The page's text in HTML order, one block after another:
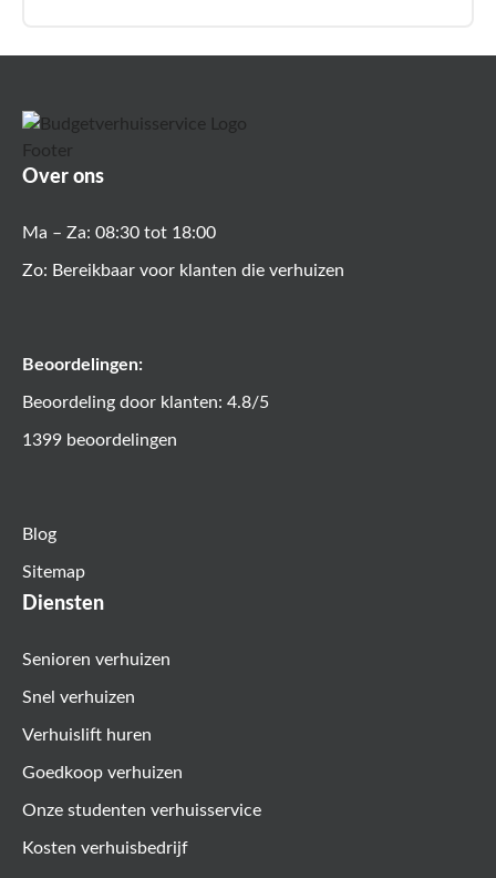
Over ons
Ma – Za: 08:30 tot 18:00
Zo: Bereikbaar voor klanten die verhuizen
Beoordelingen:
Beoordeling door klanten: 4.8/5
1399 beoordelingen
Blog
Sitemap
Diensten
Senioren verhuizen
Snel verhuizen
Verhuislift huren
Goedkoop verhuizen
Onze studenten verhuisservice
Kosten verhuisbedrijf